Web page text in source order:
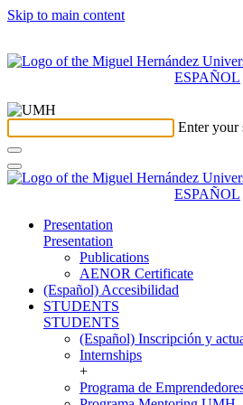
Skip to main content
ESPAÑOL
Enter your
ESPAÑOL
Presentation
Presentation
Publications
AENOR Certificate
(Español) Accesibilidad
STUDENTS
STUDENTS
(Español) Inscripción y
Internships
+
Programa de